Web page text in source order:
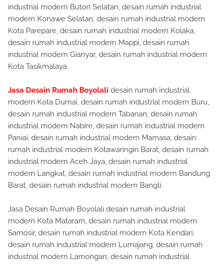
industrial modern Buton Selatan, desain rumah industrial
modern Konawe Selatan, desain rumah industrial modern
Kota Parepare, desain rumah industrial modern Kolaka,
desain rumah industrial modern Mappi, desain rumah
industrial modern Gianyar, desain rumah industrial modern
Kota Tasikmalaya.
Jasa Desain Rumah Boyolali desain rumah industrial
modern Kota Dumai, desain rumah industrial modern Buru,
desain rumah industrial modern Tabanan, desain rumah
industrial modern Nabire, desain rumah industrial modern
Paniai, desain rumah industrial modern Mamasa, desain
rumah industrial modern Kotawaringin Barat, desain rumah
industrial modern Aceh Jaya, desain rumah industrial
modern Langkat, desain rumah industrial modern Bandung
Barat, desain rumah industrial modern Bangli.
Jasa Desain Rumah Boyolali desain rumah industrial
modern Kota Mataram, desain rumah industrial modern
Samosir, desain rumah industrial modern Kota Kendari,
desain rumah industrial modern Lumajang, desain rumah
industrial modern Lamongan, desain rumah industrial